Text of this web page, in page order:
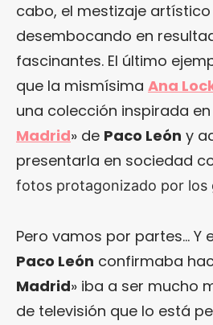
cabo, el mestizaje
desembocando en
fascinantes. El último
que la mismísima Ana
una colección inspirada en
Madrid» de Paco León y
presentarla en sociedad
fotos protagonizado por los
Pero vamos por partes… Y
Paco León confirmaba
Madrid» iba a ser mucho
de televisión que lo está